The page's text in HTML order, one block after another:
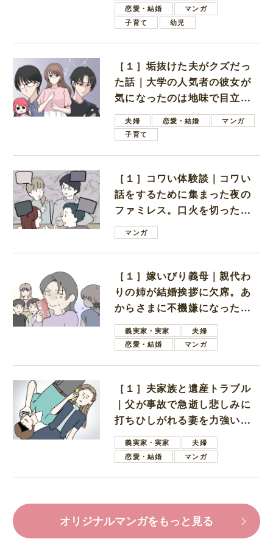
恋愛・結婚
マンガ
子育て
幼児
［１］垢抜けた夫がクズだっ
た話｜大学の人気者の彼女が
気になったのは地味で目立た
ない男子学生
夫婦 恋愛・結婚
マンガ
子育て
［１］コワい体験談｜コワい
話をするために集まった夜の
ファミレス。口火を切ったの
は電車好きの男の子ママ
マンガ
［１］嫁いびり義母｜親代わ
りの姉が結婚挨拶に欠席。あ
からさまに不機嫌になった義
母義実家・実家
夫婦
恋愛・結婚
マンガ
［１］夫家族と遺産トラブル
｜父が事故で急逝し悲しみに
打ちひしがれる妻を力強い言
葉で励ます夫
義実家・実家
夫婦
恋愛・結婚
マンガ
オリジナルマンガをもっと見る